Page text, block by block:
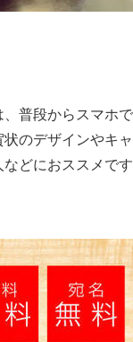
普段からスマホ
状のデザインやキ
どにおススメです